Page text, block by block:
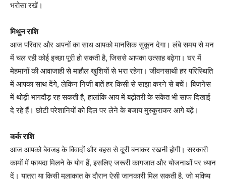
भरोसा रखें।
मिथुन राशि
आज परिवार और अपनों का साथ आपको मानसिक सुकून देगा। लंबे समय से मन
में चल रही कोई इच्छा पूरी हो सकती है, जिससे आपका उत्साह बढ़ेगा। घर में
मेहमानों की आवाजाही से माहौल खुशियों से भरा रहेगा। जीवनसाथी हर परिस्थिति
में आपका साथ देंगे, लेकिन निजी बातें हर किसी से साझा करने से बचें। बिजनेस
में थोड़ी भागदौड़ रह सकती है, हालांकि आय में बढ़ोतरी के संकेत भी साफ दिखाई
दे रहे हैं। छोटी परेशानियों को दिल पर लेने के बजाय मुस्कुराकर आगे बढ़ें।
कर्क राशि
आज आपको बेवजह के विवादों और बहस से दूरी बनाकर रखनी होगी। सरकारी
कामों में फायदा मिलने के योग हैं, इसलिए जरूरी कागजात और योजनाओं पर ध्यान
दें। यात्रा या किसी मुलाकात के दौरान ऐसी जानकारी मिल सकती है, जो भविष्य